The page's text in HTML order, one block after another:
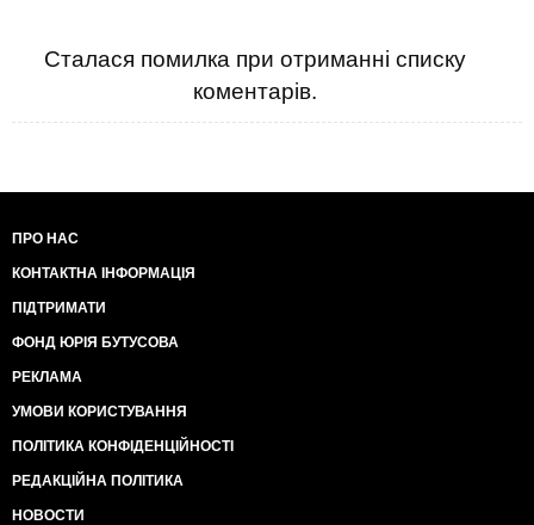
Сталася помилка при отриманні списку
коментарів.
ПРО НАС
КОНТАКТНА ІНФОРМАЦІЯ
ПІДТРИМАТИ
ФОНД ЮРІЯ БУТУСОВА
РЕКЛАМА
УМОВИ КОРИСТУВАННЯ
ПОЛІТИКА КОНФІДЕНЦІЙНОСТІ
РЕДАКЦІЙНА ПОЛІТИКА
НОВОСТИ